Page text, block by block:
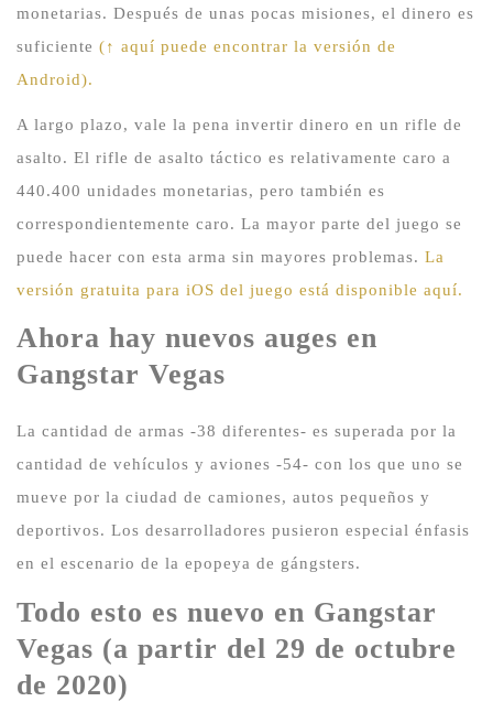
monetarias. Después de unas pocas misiones, el dinero es
suficiente (↑ aquí puede encontrar la versión de
Android).
A largo plazo, vale la pena invertir dinero en un rifle de
asalto. El rifle de asalto táctico es relativamente caro a
440.400 unidades monetarias, pero también es
correspondientemente caro. La mayor parte del juego se
puede hacer con esta arma sin mayores problemas. La
versión gratuita para iOS del juego está disponible aquí.
Ahora hay nuevos auges en
Gangstar Vegas
La cantidad de armas -38 diferentes- es superada por la
cantidad de vehículos y aviones -54- con los que uno se
mueve por la ciudad de camiones, autos pequeños y
deportivos. Los desarrolladores pusieron especial énfasis
en el escenario de la epopeya de gángsters.
Todo esto es nuevo en Gangstar
Vegas (a partir del 29 de octubre
de 2020)